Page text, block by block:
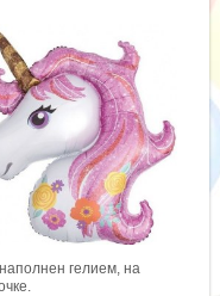
гелием, на